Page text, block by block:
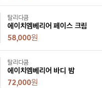
탈리다쿰
에이치엠베리어 페이스 크림
58,000원
탈리다쿰
에이치엠베리어 바디 밤
72,000원